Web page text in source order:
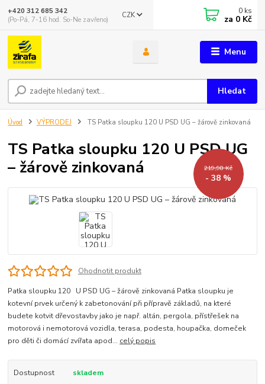
Menu
CZK
Hledat
+420 312 685 342
(Po-Pá, 7-16 hod. So-Ne zavřeno)
0 ks
za 0 Kč
Úvod VÝPRODEJ TS Patka sloupku 120 U PSD UG – žárově zinkovaná
TS Patka sloupku 120 U PSD UG
– žárově zinkovaná
219,98 Kč
- 38 %
Ohodnotit produkt
Patka sloupku 120 U PSD UG – žárově zinkovaná Patka sloupku je
kotevní prvek určený k zabetonování při přípravě základů, na které
budete kotvit dřevostavby jako je např. altán, pergola, přístřešek na
motorová i nemotorová vozidla, terasa, podesta, houpačka, domeček
pro děti či domácí zvířata apod... celý popis
Dostupnost skladem